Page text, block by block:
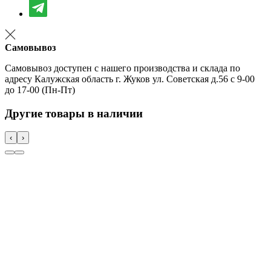
Самовывоз
Самовывоз доступен с нашего производства и склада по
адресу Калужская область г. Жуков ул. Советская д.56 с 9-00
до 17-00 (Пн-Пт)
Другие товары в наличии
‹ ›